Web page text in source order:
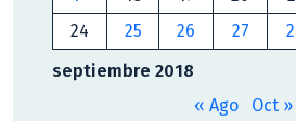
septiembre 2018
24
25 26 27
« Ago Oct »